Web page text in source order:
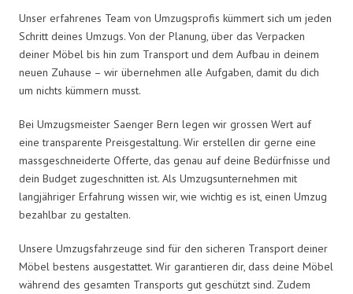
Unser erfahrenes Team von Umzugsprofis kümmert sich um jeden
Schritt deines Umzugs. Von der Planung, über das Verpacken
deiner Möbel bis hin zum Transport und dem Aufbau in deinem
neuen Zuhause – wir übernehmen alle Aufgaben, damit du dich
um nichts kümmern musst.
Bei Umzugsmeister Saenger Bern legen wir grossen Wert auf
eine transparente Preisgestaltung. Wir erstellen dir gerne eine
massgeschneiderte Offerte, das genau auf deine Bedürfnisse und
dein Budget zugeschnitten ist. Als Umzugsunternehmen mit
langjähriger Erfahrung wissen wir, wie wichtig es ist, einen Umzug
bezahlbar zu gestalten.
Unsere Umzugsfahrzeuge sind für den sicheren Transport deiner
Möbel bestens ausgestattet. Wir garantieren dir, dass deine Möbel
während des gesamten Transports gut geschützt sind. Zudem